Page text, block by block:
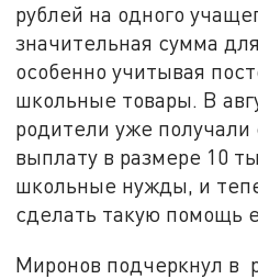
рублей на одного
значительная сумма
особенно учитывая
школьные товары. В
родители уже
выплату в размере 10
школьные нужды, и
сделать такую помощь
Миронов подчеркнул в